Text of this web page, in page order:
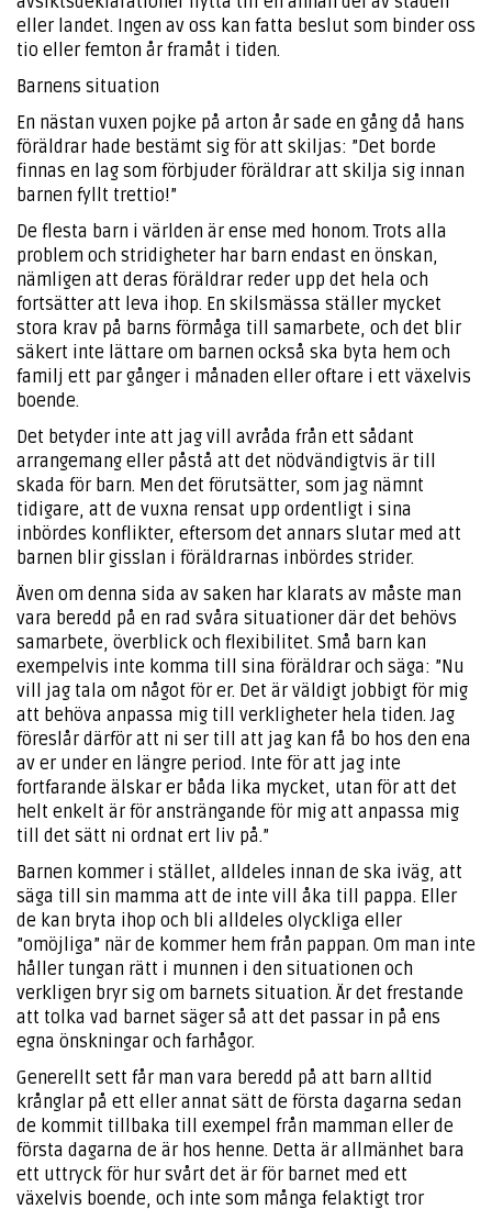
eller landet. Ingen av oss kan fatta beslut som binder oss
tio eller femton år framåt i tiden.
Barnens situation
En nästan vuxen pojke på arton år sade en gång då hans
föräldrar hade bestämt sig för att skiljas: ”Det borde
finnas en lag som förbjuder föräldrar att skilja sig innan
barnen fyllt trettio!”
De flesta barn i världen är ense med honom. Trots alla
problem och stridigheter har barn endast en önskan,
nämligen att deras föräldrar reder upp det hela och
fortsätter att leva ihop. En skilsmässa ställer mycket
stora krav på barns förmåga till samarbete, och det blir
säkert inte lättare om barnen också ska byta hem och
familj ett par gånger i månaden eller oftare i ett växelvis
boende.
Det betyder inte att jag vill avråda från ett sådant
arrangemang eller påstå att det nödvändigtvis är till
skada för barn. Men det förutsätter, som jag nämnt
tidigare, att de vuxna rensat upp ordentligt i sina
inbördes konflikter, eftersom det annars slutar med att
barnen blir gisslan i föräldrarnas inbördes strider.
Även om denna sida av saken har klarats av måste man
vara beredd på en rad svåra situationer där det behövs
samarbete, överblick och flexibilitet. Små barn kan
exempelvis inte komma till sina föräldrar och säga: ”Nu
vill jag tala om något för er. Det är väldigt jobbigt för mig
att behöva anpassa mig till verkligheter hela tiden. Jag
föreslår därför att ni ser till att jag kan få bo hos den ena
av er under en längre period. Inte för att jag inte
fortfarande älskar er båda lika mycket, utan för att det
helt enkelt är för ansträngande för mig att anpassa mig
till det sätt ni ordnat ert liv på.”
Barnen kommer i stället, alldeles innan de ska iväg, att
säga till sin mamma att de inte vill åka till pappa. Eller
de kan bryta ihop och bli alldeles olyckliga eller
”omöjliga” när de kommer hem från pappan. Om man inte
håller tungan rätt i munnen i den situationen och
verkligen bryr sig om barnets situation. Är det frestande
att tolka vad barnet säger så att det passar in på ens
egna önskningar och farhågor.
Generellt sett får man vara beredd på att barn alltid
krånglar på ett eller annat sätt de första dagarna sedan
de kommit tillbaka till exempel från mamman eller de
första dagarna de är hos henne. Detta är allmänhet bara
ett uttryck för hur svårt det är för barnet med ett
växelvis boende, och inte som många felaktigt tror